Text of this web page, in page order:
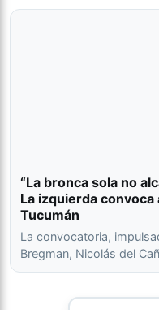
“La bronca sola no
La izquierda
Tucumán
La convocatoria,
Bregman, Nicolás del